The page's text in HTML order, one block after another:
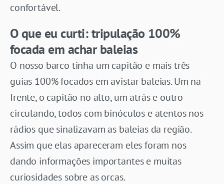
confortável.
O que eu curti: tripulação 100%
focada em achar baleias
O nosso barco tinha um capitão e mais três
guias 100% focados em avistar baleias. Um na
frente, o capitão no alto, um atrás e outro
circulando, todos com binóculos e atentos nos
rádios que sinalizavam as baleias da região.
Assim que elas apareceram eles foram nos
dando informações importantes e muitas
curiosidades sobre as orcas.